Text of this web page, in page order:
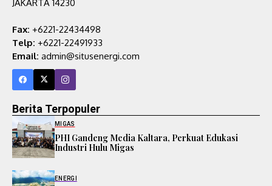
JAKARTA 14230
Fax: +6221-22434498
Telp: +6221-22491933
Email: admin@situsenergi.com
Berita Terpopuler
MIGAS
PHI Gandeng Media Kaltara, Perkuat Edukasi
Industri Hulu Migas
ENERGI